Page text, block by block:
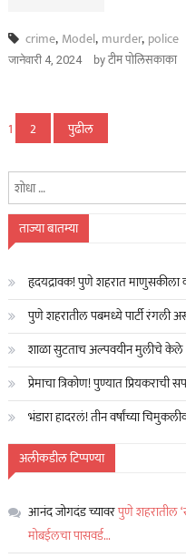
crime, Model, murder, police
जानेवारी 4, 2024 byटीम पोलिसकाका
पोस्ट्स
पृष्ठांकन
1 2 पुढील
ताज्या बातम्या
हृदयद्रावक! पुणे शहरात माणुसकीला
पुणे शहरातील पबमध्ये पार्टी रंगली
शाळा सुटताच अल्पवयीन मुलीचे केले
प्रेमाचा त्रिकोण! पुण्यात प्रियकराची
भंडारा हादरलं! तीन वर्षांच्या
अलीकडील टिप्पण्या
आनंद जोगदंडच्यावरपुणे शहरातील
मोबईलचा पासवर्ड…